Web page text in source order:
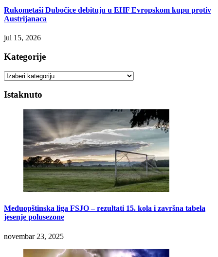
Rukometaši Dubočice debituju u EHF Evropskom kupu protiv
Austrijanaca
jul 15, 2026
Kategorije
Kategorije
Istaknuto
Međuopštinska liga FSJO – rezultati 15. kola i završna tabela
jesenje polusezone
novembar 23, 2025